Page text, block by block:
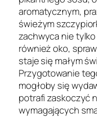
aromatycznym,
świeżym
zachwyca nie
również oko,
staje się małym
Przygotowanie
mogłoby się
potrafi zaskoczyć
wymagających